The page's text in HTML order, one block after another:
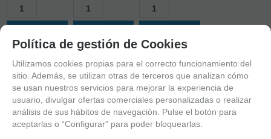
CESTA
CESTA
CESTA
mostrando1al11de 11
PRODUCTOS
Macetas, mesas y compostadores
Política de gestión de Cookies
Utilizamos cookies propias para el correcto funcionamiento del
sitio. Además, se utilizan otras de terceros que analizan cómo
se usan nuestros servicios para mejorar la experiencia de
usuario, divulgar ofertas comerciales personalizadas o realizar
análisis de sus hábitos de navegación. Pulse el botón para
aceptarlas o “Configurar” para poder bloquearlas.